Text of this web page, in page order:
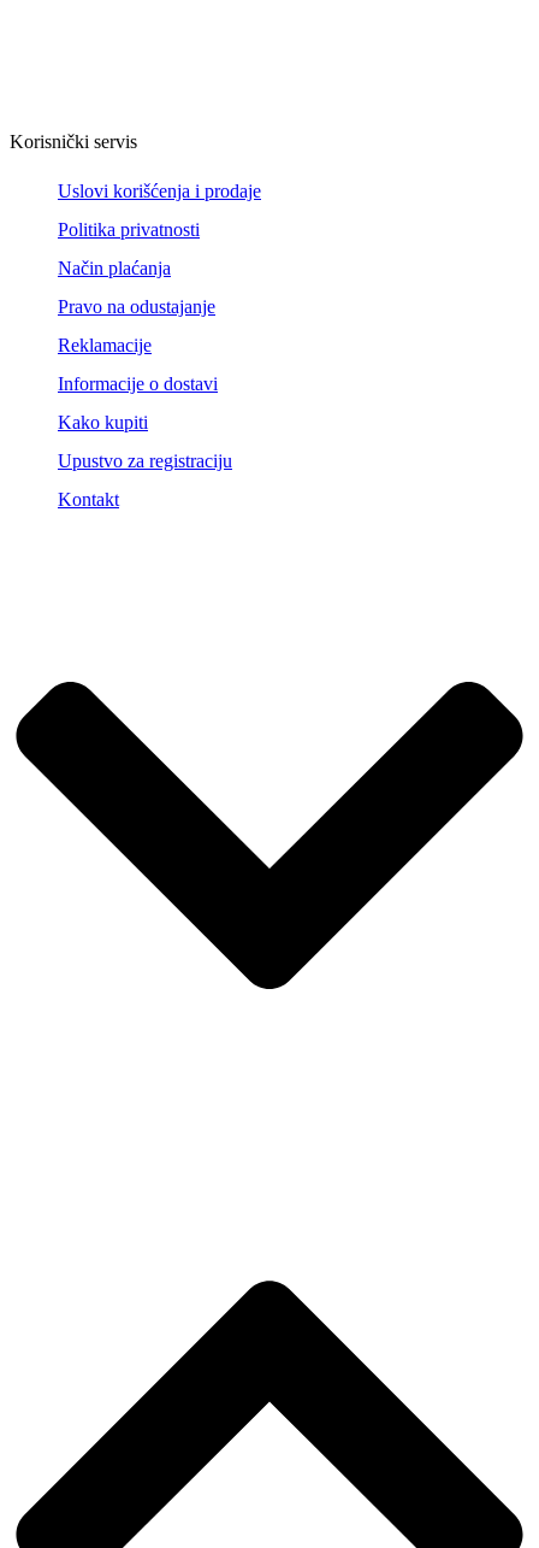
Korisnički servis
Uslovi korišćenja i prodaje
Politika privatnosti
Način plaćanja
Pravo na odustajanje
Reklamacije
Informacije o dostavi
Kako kupiti
Upustvo za registraciju
Kontakt